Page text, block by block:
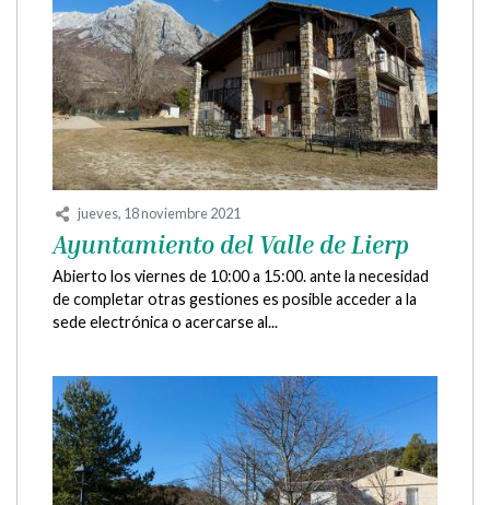
jueves, 18 noviembre 2021
Ayuntamiento del Valle de Lierp
Abierto los viernes de 10:00 a 15:00. ante la necesidad
de completar otras gestiones es posible acceder a la
sede electrónica o acercarse al...